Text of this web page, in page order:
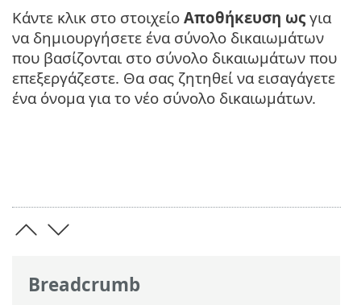
Breadcrumb
Κάντε κλικ στο στοιχείο Αποθήκευση ως για
να δημιουργήσετε ένα σύνολο δικαιωμάτων
που βασίζονται στο σύνολο δικαιωμάτων που
επεξεργάζεστε. Θα σας ζητηθεί να εισαγάγετε
ένα όνομα για το νέο σύνολο δικαιωμάτων.